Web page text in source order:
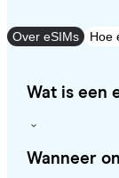
Over eSIMs Hoe
Wat is een
Wanneer